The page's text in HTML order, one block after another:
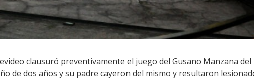
clausuró preventivamente el juego del Gusano Manzana
de dos años y su padre cayeron del mismo y resultaron